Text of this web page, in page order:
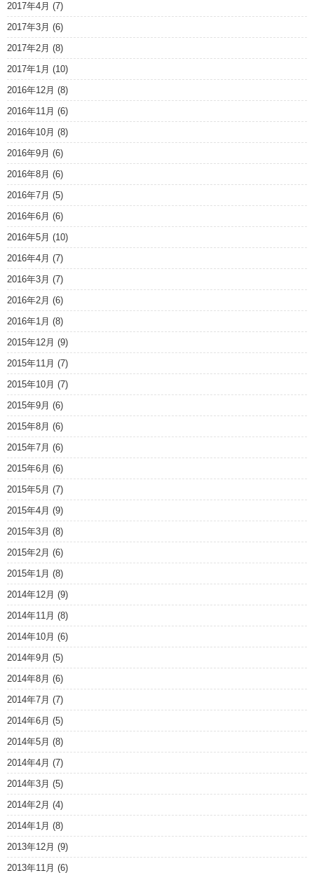
2017年4月 (7)
2017年3月 (6)
2017年2月 (8)
2017年1月 (10)
2016年12月 (8)
2016年11月 (6)
2016年10月 (8)
2016年9月 (6)
2016年8月 (6)
2016年7月 (5)
2016年6月 (6)
2016年5月 (10)
2016年4月 (7)
2016年3月 (7)
2016年2月 (6)
2016年1月 (8)
2015年12月 (9)
2015年11月 (7)
2015年10月 (7)
2015年9月 (6)
2015年8月 (6)
2015年7月 (6)
2015年6月 (6)
2015年5月 (7)
2015年4月 (9)
2015年3月 (8)
2015年2月 (6)
2015年1月 (8)
2014年12月 (9)
2014年11月 (8)
2014年10月 (6)
2014年9月 (5)
2014年8月 (6)
2014年7月 (7)
2014年6月 (5)
2014年5月 (8)
2014年4月 (7)
2014年3月 (5)
2014年2月 (4)
2014年1月 (8)
2013年12月 (9)
2013年11月 (6)